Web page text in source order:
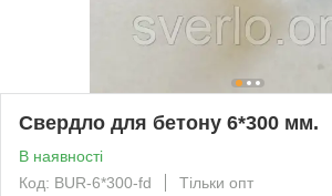
Свердло для бетону 6*300 мм.
В наявності
Код: BUR-6*300-fd
Тільки опт